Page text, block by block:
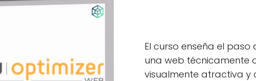
El curso enseña el
una web técnicamente
visualmente atractiva y